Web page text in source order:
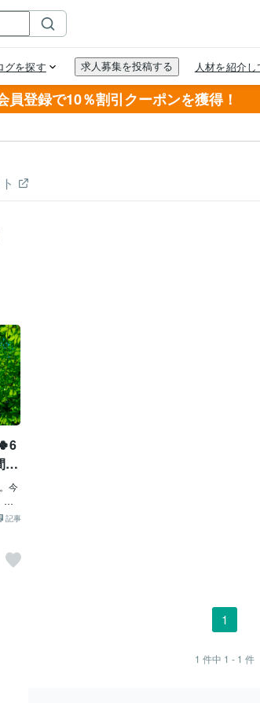
員登録で10％割引クーポンを獲得！
今
ち
職
😆
こ
記事
1
1 件中 1 - 1 件